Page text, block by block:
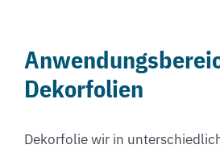
Dekorfolien
Dekorfolie wir in